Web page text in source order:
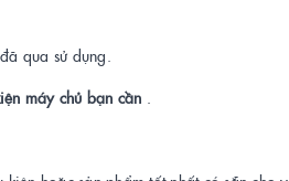
qua sử dụng.
máy chủ bạn cần .